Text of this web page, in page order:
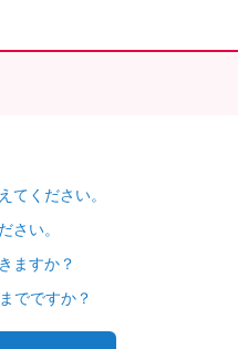
てください。
さい。
ますか？
でですか？